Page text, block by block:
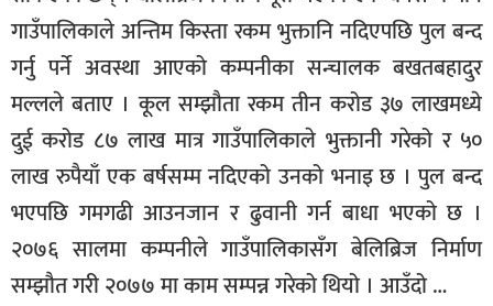
गाउँपालिकाले अन्तिम किस्ता रकम भुक्तानि नदिएपछि पुल बन्द
गर्नु पर्ने अवस्था आएको कम्पनीका सन्चालक बखतबहादुर
मल्लले बताए । कूल सम्झौता रकम तीन करोड ३७ लाखमध्ये
दुई करोड ८७ लाख मात्र गाउँपालिकाले भुक्तानी गरेको र ५०
लाख रुपैयाँ एक बर्षसम्म नदिएको उनको भनाइ छ । पुल बन्द
भएपछि गमगढी आउनजान र ढुवानी गर्न बाधा भएको छ ।
२०७६ सालमा कम्पनीले गाउँपालिकासँग बेलिब्रिज निर्माण
सम्झौत गरी २०७७ मा काम सम्पन्न गरेको थियो । आउँदो …